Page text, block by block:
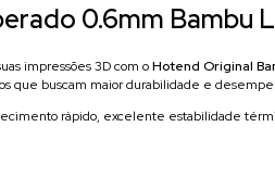
0.6mm Bambu
impressões 3D com oHotend Original
que buscam maior durabilidade e
rápido, excelente estabilidade